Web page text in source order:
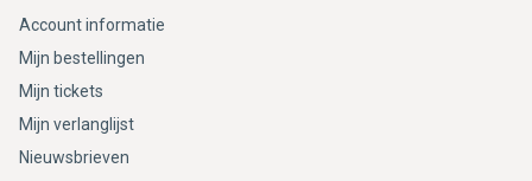
Account informatie
Mijn bestellingen
Mijn tickets
Mijn verlanglijst
Nieuwsbrieven